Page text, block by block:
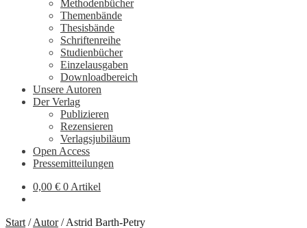
Methodenbücher
Themenbände
Thesisbände
Schriftenreihe
Studienbücher
Einzelausgaben
Downloadbereich
Unsere Autoren
Der Verlag
Publizieren
Rezensieren
Verlagsjubiläum
Open Access
Pressemitteilungen
0,00 € 0 Artikel
Start /Autor/Astrid Barth-Petry